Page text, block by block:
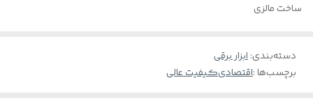
ساخت مالزی
دسته‌بندی:ابزار برقی
برچسب‌ها :اقتصادیکیفیت عالی